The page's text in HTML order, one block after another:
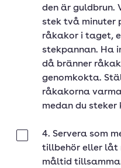
den är guldbrun.
stek två minuter
råkakor i taget,
stekpannan. Ha
då bränner
genomkokta.
råkakorna
medan du steker
4. Servera som
tillbehör eller låt
måltid